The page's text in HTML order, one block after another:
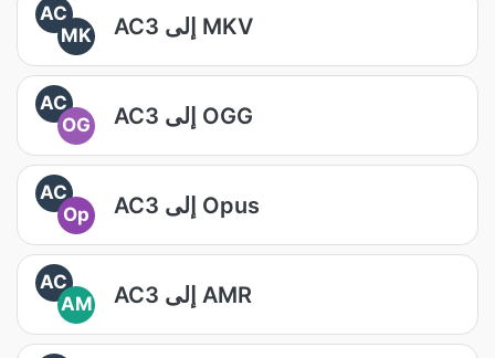
AC
MK
AC3 إلى MKV
AC
OG
AC3 إلى OGG
AC
Op
AC3 إلى Opus
AC
AM
AC3 إلى AMR